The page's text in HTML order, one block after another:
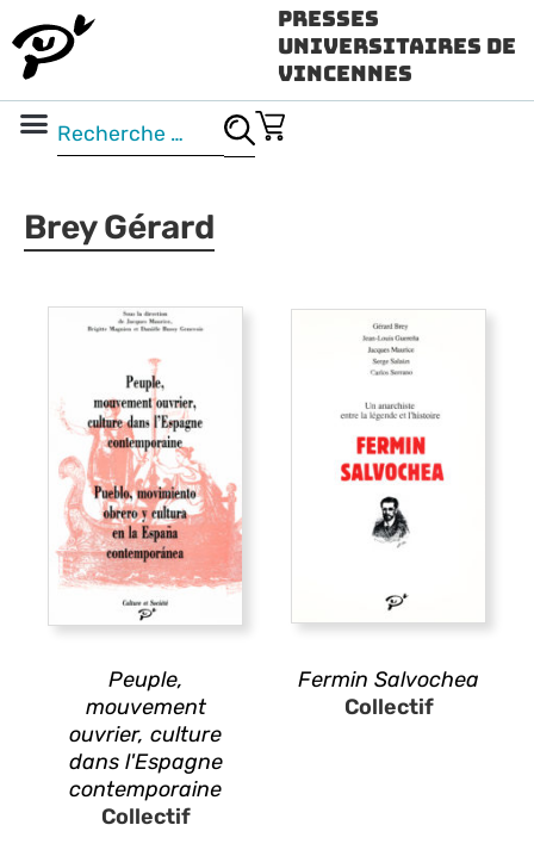
Presses
Universitaires de
Vincennes
Brey Gérard
Peuple,
mouvement
ouvrier, culture
dans l'Espagne
contemporaine
Collectif
Fermin Salvochea
Collectif